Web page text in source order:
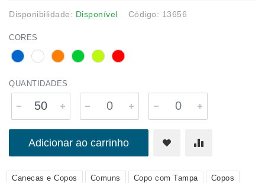
Disponibilidade: Disponível Código: 13656
CORES
QUANTIDADES
Adicionar ao carrinho
Canecas e Copos Comuns Copo com Tampa
Copos